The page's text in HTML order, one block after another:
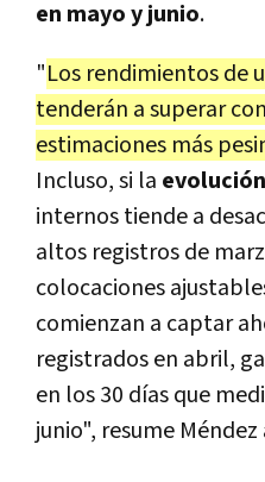
en mayo y junio.
"Los rendimientos de
tenderán a superar
estimaciones más
Incluso, si la
internos tiende a
altos registros de
colocaciones
comienzan a captar
registrados en abril,
en los 30 días que
junio", resume